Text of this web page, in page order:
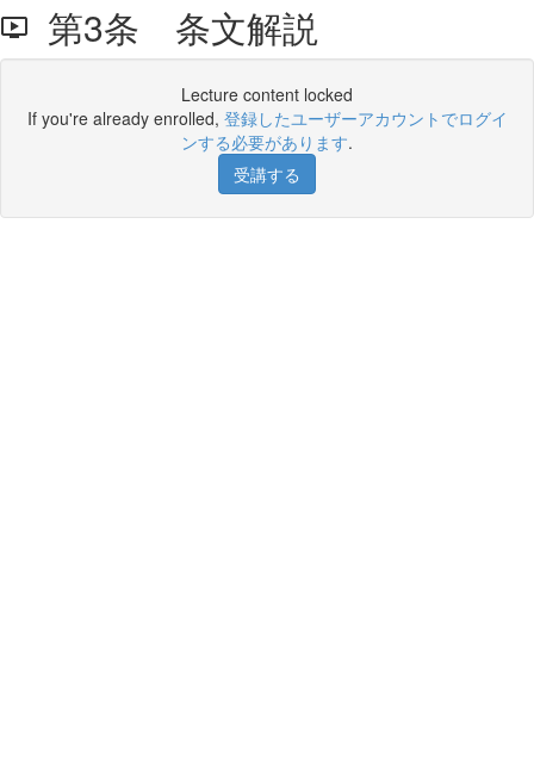
第3条 条文解説
Lecture content locked
If you're already enrolled, 登録したユーザーアカウントでログイ
ンする必要があります.
受講する